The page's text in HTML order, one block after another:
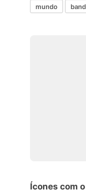
mundo
Ícones com